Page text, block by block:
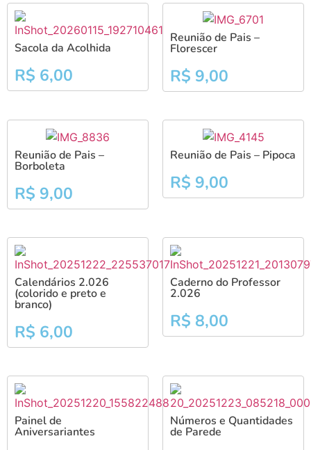
Sacola da Acolhida
R$ 6,00
Reunião de Pais –
Florescer
R$ 9,00
Reunião de Pais –
Borboleta
R$ 9,00
Reunião de Pais – Pipoca
R$ 9,00
Calendários 2.026
(colorido e preto e
branco)
R$ 6,00
Caderno do Professor
2.026
R$ 8,00
Painel de
Aniversariantes
Números e Quantidades
de Parede